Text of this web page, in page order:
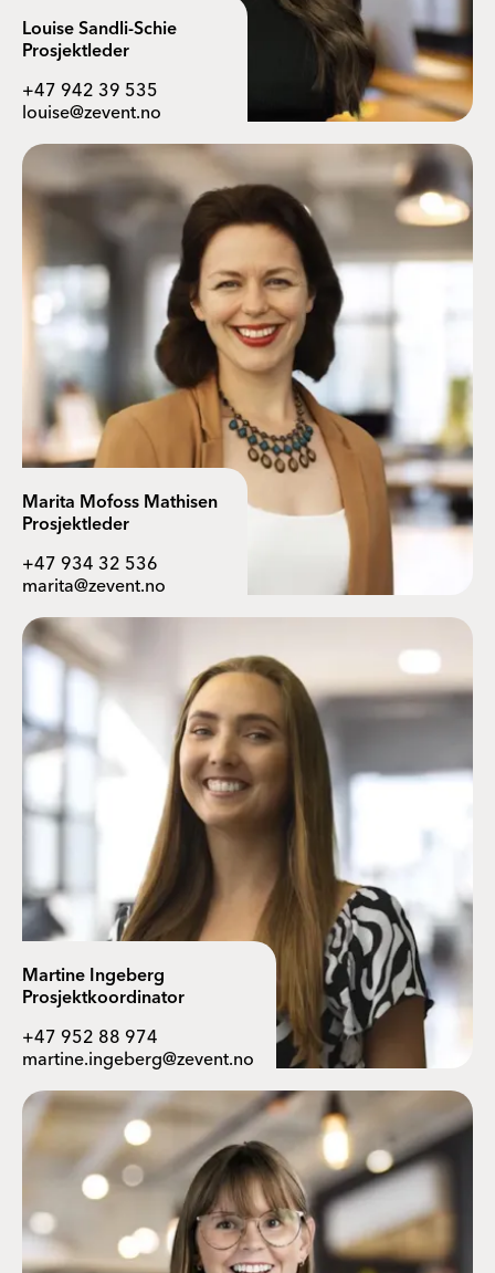
Louise Sandli-Schie
Prosjektleder
+47 942 39 535
louise@zevent.no
Marita Mofoss Mathisen
Prosjektleder
+47 934 32 536
marita@zevent.no
Martine Ingeberg
Prosjektkoordinator
+47 952 88 974
martine.ingeberg@zevent.no